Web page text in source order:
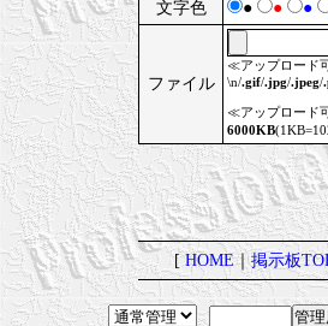
文字色 ● ● ●
ファイル
≪アップロード
\n/.gif/.jpg/.jpeg/
≪アップロード
6000KB
[HOME｜掲示板